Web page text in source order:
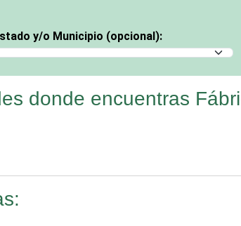
y/o Municipio (opcional):
donde encuentras